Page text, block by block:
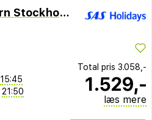
Aiden by Best Western Stockholm City
15:45
21:50
Total pris 3.058,-
1.529,-
læs mere